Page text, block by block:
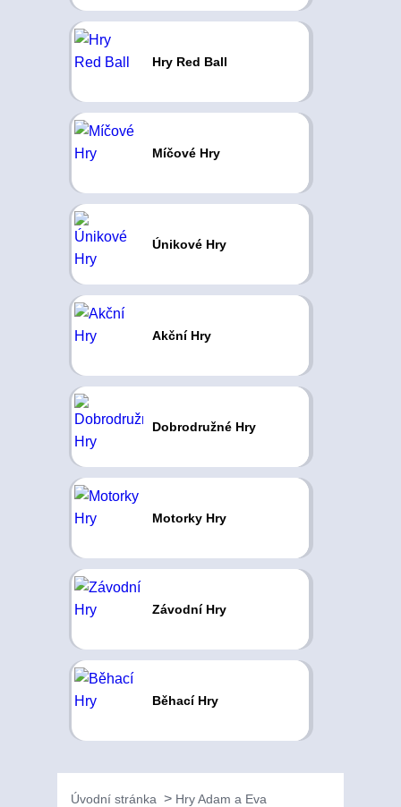
Hry Red Ball
Míčové Hry
Únikové Hry
Akční Hry
Dobrodružné Hry
Motorky Hry
Závodní Hry
Běhací Hry
Úvodní stránka Hry Adam a Eva